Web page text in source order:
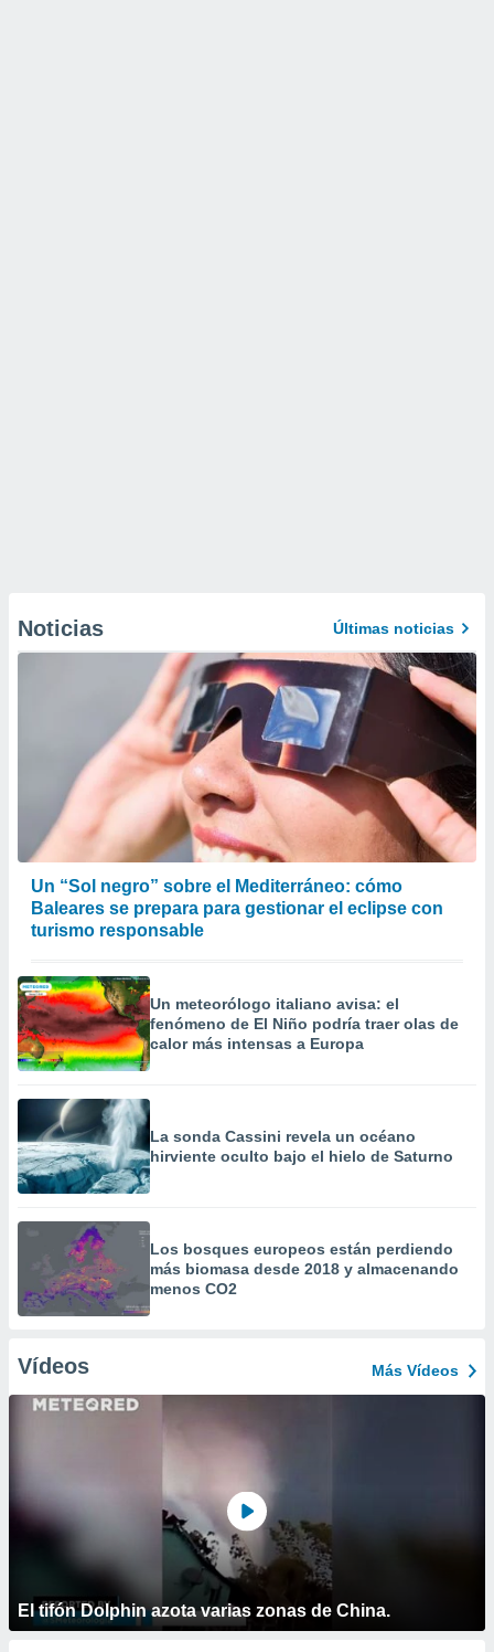
Noticias Últimas noticias
Un “Sol negro” sobre el Mediterráneo: cómo
Baleares se prepara para gestionar el eclipse con
turismo responsable
Un meteorólogo italiano avisa: el
fenómeno de El Niño podría traer olas de
calor más intensas a Europa
La sonda Cassini revela un océano
hirviente oculto bajo el hielo de Saturno
Los bosques europeos están perdiendo
más biomasa desde 2018 y almacenando
menos CO2
Vídeos Más Vídeos
El tifón Dolphin azota varias zonas de China.